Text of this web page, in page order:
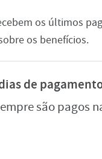
os últimos
os benefícios.
de
são pagos